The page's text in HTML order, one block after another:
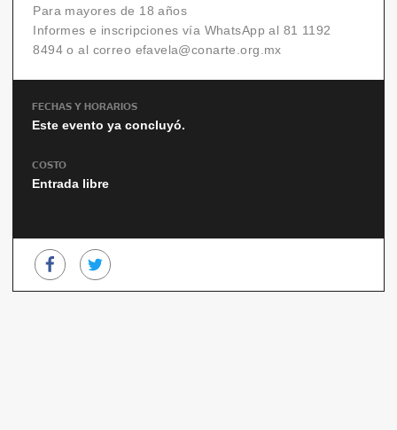
Para mayores de 18 años
Informes e inscripciones vía WhatsApp al 81 1192
8494 o al correo efavela@conarte.org.mx
FECHAS Y HORARIOS
Este evento ya concluyó.
COSTO
Entrada libre